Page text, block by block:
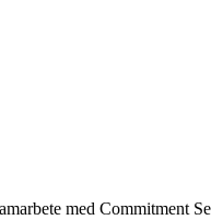
med Commitment